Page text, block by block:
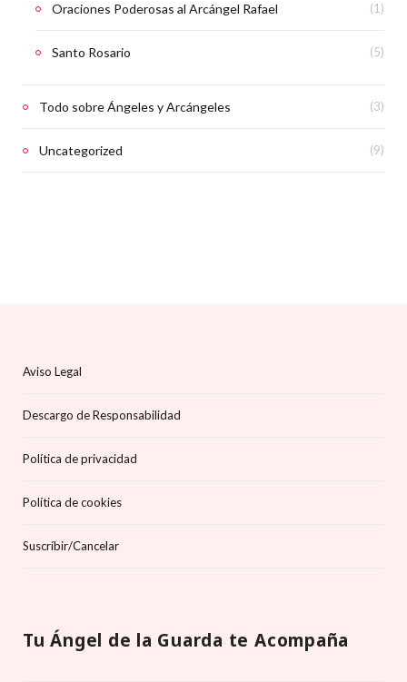
Oraciones Poderosas al Arcángel Rafael (1)
Santo Rosario (5)
Todo sobre Ángeles y Arcángeles (3)
Uncategorized (9)
Aviso Legal
Descargo de Responsabilidad
Política de privacidad
Política de cookies
Suscríbir/Cancelar
Tu Ángel de la Guarda te Acompaña